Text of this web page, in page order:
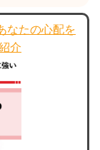
なたの心配を
介